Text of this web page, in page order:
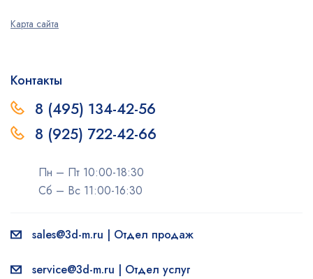
Карта сайта
Контакты
8 (495) 134-42-56
8 (925) 722-42-66
Пн – Пт 10:00-18:30
Сб – Вс 11:00-16:30
sales@3d-m.ru | Отдел продаж
service@3d-m.ru | Отдел услуг